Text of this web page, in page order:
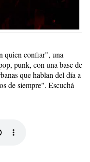
quien confiar", una
punk, con una base de
que hablan del día a
de siempre". Escuchá